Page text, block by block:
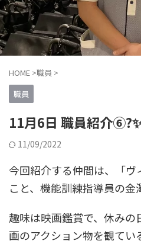
HOME >職員 >
職員
11月6日 職員紹介
11/09/2022
今回紹介する仲間は、「
こと、機能訓練指導員の金
趣味は映画鑑賞で、休み
画のアクション物を観てい